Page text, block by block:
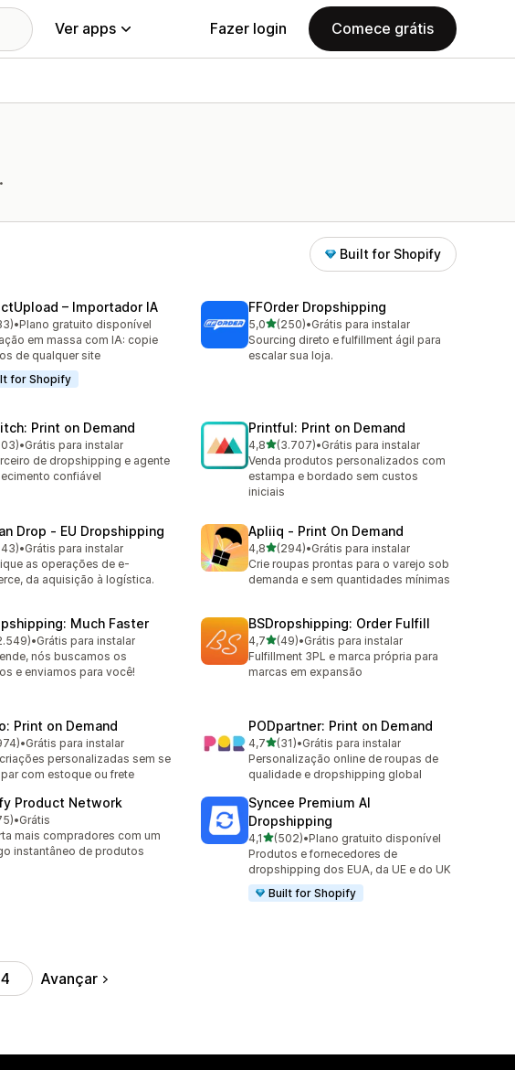
Ver apps Fazer login Comece grátis
Built for Shopify
– Importador IA
estrelas
ao todo
•Plano gratuito disponível
em massa com IA: copie
de qualquer site
for Shopify
FFOrder Dropshipping
5,0de 5 estrelas
(250)
250 avaliações ao todo
•Grátis para instalar
Sourcing direto e fulfillment ágil para
escalar sua loja.
Print on Demand
estrelas
ao todo
•Grátis para instalar
de dropshipping e agente
confiável
Printful: Print on Demand
4,8de 5 estrelas
(3.707)
3707 avaliações ao todo
•Grátis para instalar
Venda produtos personalizados com
estampa e bordado sem custos
iniciais
Drop ‑ EU Dropshipping
estrelas
ao todo
•Grátis para instalar
as operações de e-
da aquisição à logística.
Apliiq ‑ Print On Demand
4,8de 5 estrelas
(294)
294 avaliações ao todo
•Grátis para instalar
Crie roupas prontas para o varejo sob
demanda e sem quantidades mínimas
Much Faster
estrelas
ao todo
•Grátis para instalar
nós buscamos os
e enviamos para você!
BSDropshipping: Order Fulfill
4,7de 5 estrelas
(49)
49 avaliações ao todo
•Grátis para instalar
Fulfillment 3PL e marca própria para
marcas em expansão
Print on Demand
estrelas
ao todo
•Grátis para instalar
personalizadas sem se
com estoque ou frete
PODpartner: Print on Demand
4,7de 5 estrelas
(31)
31 avaliações ao todo
•Grátis para instalar
Personalização online de roupas de
qualidade e dropshipping global
Product Network
estrelas
ao todo
•Grátis
mais compradores com um
instantâneo de produtos
Syncee Premium AI
Dropshipping
4,1de 5 estrelas
(502)
502 avaliações ao todo
•Plano gratuito disponível
Produtos e fornecedores de
dropshipping dos EUA, da UE e do UK
Built for Shopify
Avançar